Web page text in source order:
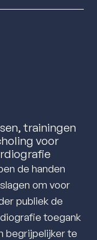
trainingen
voor
de handen
om voor
publiek de
toegank
begrijpelijker te